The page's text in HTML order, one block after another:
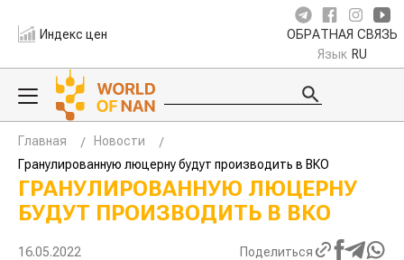
Индекс цен ОБРАТНАЯ СВЯЗЬ
Язык RU
Главная
Новости
Гранулированную люцерну будут производить в ВКО
ГРАНУЛИРОВАННУЮ ЛЮЦЕРНУ
БУДУТ ПРОИЗВОДИТЬ В ВКО
16.05.2022 Поделиться